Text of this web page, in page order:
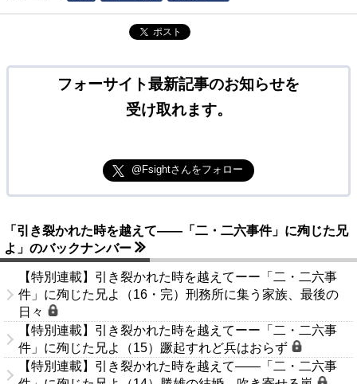
ポスト
フォーサイト最新記事のお知らせを
受け取れます。
@Fsightさんをフォロー
「引き裂かれた時を越えて――「二・二六事件」に殉じた兄
よ」のバックナンバー
【特別連載】引き裂かれた時を越えてーー「二・二六事
件」に殉じた兄よ（16・完）刑務所に集う家族、最後の
日々
【特別連載】引き裂かれた時を越えてーー「二・二六事
件」に殉じた兄よ（15）蹶起すれど兵はおらず
【特別連載】引き裂かれた時を越えて――「二・二六事